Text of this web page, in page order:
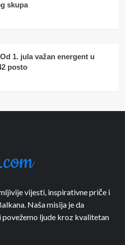
skupa
1. jula važan energent u
posto
vijesti, inspirativne priče i
Naša misija je da
ljude kroz kvalitetan